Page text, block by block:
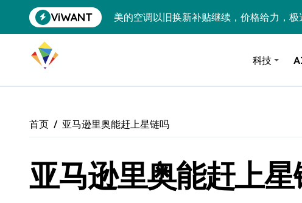
到
ViWANT
美的空调以旧换新补贴继续，价格给力，极
黄金瞬间冲破4200，白银狂飙3.5%！三大
特斯拉中国卖第五，丰田一季净赚两个比
Xbox七月大崩盘：裁员3200、卖工作室、
《我的世界》登陆Switch 2：画质大跃进，
谷歌DeepMind创始人辞去CEO，但继续“垂
科技
首页 亚马逊里奥能赶上星链吗
亚马逊里奥能赶上星